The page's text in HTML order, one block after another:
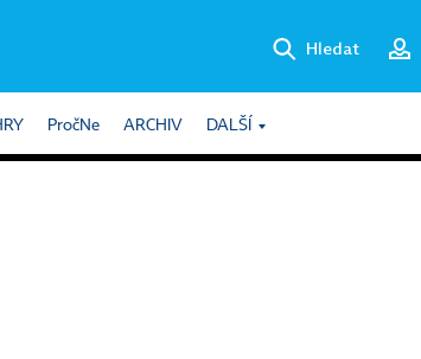
Hledat
PročNe ARCHIV DALŠÍ